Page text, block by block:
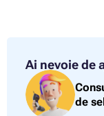
Ai nevoie de
de